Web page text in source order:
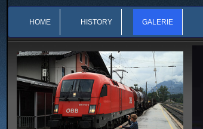
HOME HISTORY GALERIE